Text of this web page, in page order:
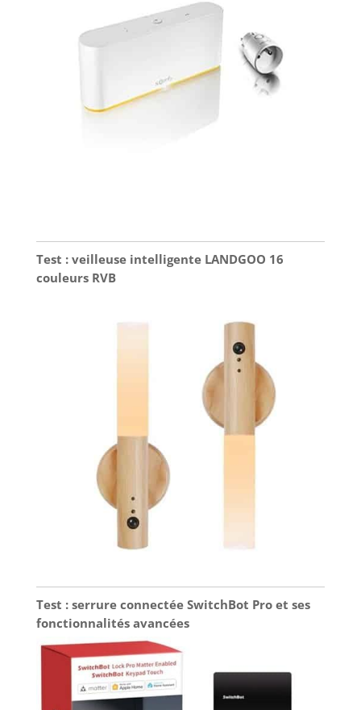
Test : veilleuse intelligente LANDGOO 16
couleurs RVB
Test : serrure connectée SwitchBot Pro et ses
fonctionnalités avancées